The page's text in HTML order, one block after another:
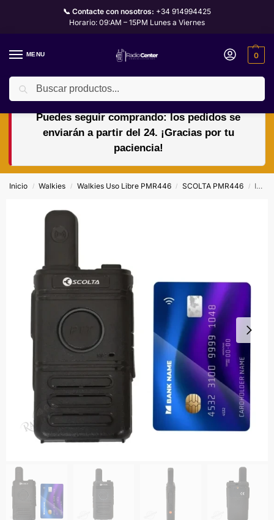
📞 Contacte con nosotros: +34 914994425
Horario: 09:AM – 15PM Lunes a Viernes
MENU 0
🏖️🌴VACACIONES del 10 al 24 de agosto.
Puedes seguir comprando: los pedidos se
enviarán a partir del 24. ¡Gracias por tu
paciencia!
Inicio / Walkies / Walkies Uso Libre PMR446 / SCOLTA PMR446 / India RP-106 Escolta Walkie PMR446 Ultracompacto | Uso Libre | 16 Canales | VOX | Scrambler | Batería 1200 mAh